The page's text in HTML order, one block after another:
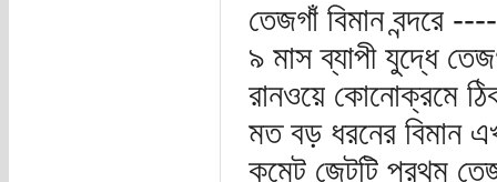
তেজগাঁ বিমান বন্দরে
৯ মাস ব্যাপী যুদ্ধে
রানওয়ে কোনোক্রমে
মত বড় ধরনের বিমান
কমেট জেটটি প্রথম